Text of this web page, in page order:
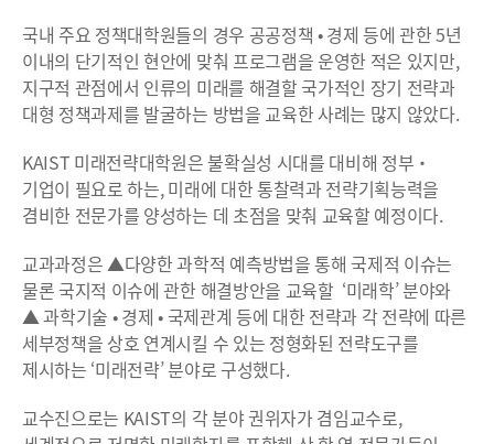
국내 주요 정책대학원들의 경우 공공정책 • 경제 등에 관한 5년
이내의 단기적인 현안에 맞춰 프로그램을 운영한 적은 있지만,
지구적 관점에서 인류의 미래를 해결할 국가적인 장기 전략과
대형 정책과제를 발굴하는 방법을 교육한 사례는 많지 않았다.
KAIST 미래전략대학원은 불확실성 시대를 대비해 정부・
기업이 필요로 하는, 미래에 대한 통찰력과 전략기획능력을
겸비한 전문가를 양성하는 데 초점을 맞춰 교육할 예정이다.
교과과정은 ▲다양한 과학적 예측방법을 통해 국제적 이슈는
물론 국지적 이슈에 관한 해결방안을 교육할 ‘미래학’ 분야와
▲ 과학기술 • 경제 • 국제관계 등에 대한 전략과 각 전략에 따른
세부정책을 상호 연계시킬 수 있는 정형화된 전략도구를
제시하는 ‘미래전략’ 분야로 구성했다.
교수진으로는 KAIST의 각 분야 권위자가 겸임교수로,